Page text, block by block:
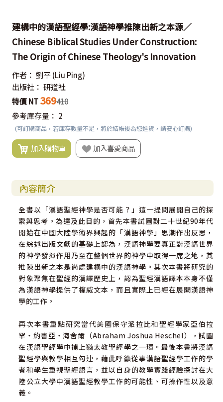
建構中的漢語聖經學:漢語神學推陳出新之本源／
Chinese Biblical Studies Under Construction:
The Origin of Chinese Theology's Innovation
作者： 劉平 (Liu Ping)
出版社： 研道社
特價 NT 369410
參考庫存量： 2
(可訂購商品，若庫存數量不足，將於結帳後為您進貨，請安心訂購)
加入購物車 加入喜愛商品
內容簡介
全書以「漢語聖經神學是否可能？」這一提問展開自己的探
索與思考。為達及此目的，首先本書試圖對二十世紀90年代
開始在中國大陸學術界興起的「漢語神學」思潮作出反思，
在綜述出版文獻的基礎上認為，漢語神學要真正對漢語世界
的神學發揮作用乃至在整個世界的神學中取得一席之地，其
推陳出新之本是尚處建構中的漢語神學。其次本書將研究的
對象聚焦在聖經的漢譯歷史上，認為聖經漢語譯本本身不僅
為漢語神學提供了權威文本，而且實際上已經在展開漢語神
學的工作。
再次本書重點研究當代美國保守派拉比和聖經學家亞伯拉
罕‧約書亞‧海舍爾（Abraham Joshua Heschel），試圖
在漢語聖經學中補上猶太教聖經學之一環。最後本書將漢語
聖經學與教學相互勾連，藉此呼籲從事漢語聖經學工作的學
者和學生重視聖經語言，並以自身的教學實踐經驗探討在大
陸公立大學中漢語聖經教學工作的可能性、可操作性以及意
義。